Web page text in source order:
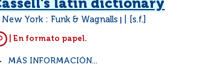
latin dictionary
New York : Funk & Wagnalls [s.f.]
| En formato papel.
MÁS INFORMACIÓN...